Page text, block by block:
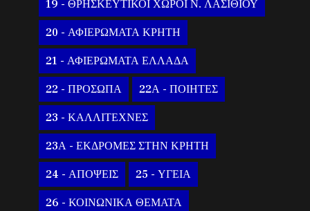
19 - ΘΡΗΣΚΕΥΤΙΚΟΙ ΧΩΡΟΙ Ν. ΛΑΣΙΘΙΟΥ
20 - ΑΦΙΕΡΩΜΑΤΑ ΚΡΗΤΗ
21 - ΑΦΙΕΡΩΜΑΤΑ ΕΛΛΑΔΑ
22 - ΠΡΟΣΩΠΑ 22Α - ΠΟΙΗΤΕΣ
23 - ΚΑΛΛΙΤΕΧΝΕΣ
23Α - ΕΚΔΡΟΜΕΣ ΣΤΗΝ ΚΡΗΤΗ
24 - ΑΠΟΨΕΙΣ 25 - ΥΓΕΙΑ
26 - ΚΟΙΝΩΝΙΚΑ ΘΕΜΑΤΑ